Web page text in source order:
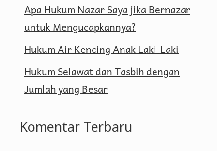
Apa Hukum Nazar Saya jika Bernazar
untuk Mengucapkannya?
Hukum Air Kencing Anak Laki-Laki
Hukum Selawat dan Tasbih dengan
Jumlah yang Besar
Komentar Terbaru